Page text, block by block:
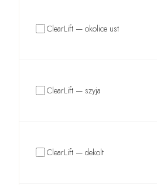
ClearLift — okolice ust
ClearLift — szyja
ClearLift — dekolt